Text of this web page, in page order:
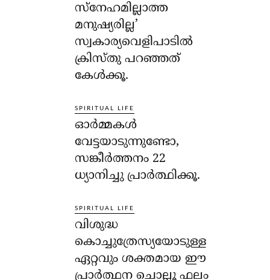
സ്‌നേഹമില്ലാത്ത
മനുഷ്യരില്ല’
സ്വകാര്യവെളിപാടില്‍
ക്രിസ്തു പറഞ്ഞത്
കേള്‍ക്കൂ.
SPIRITUAL LIFE
ഓര്‍മ്മകള്‍
വേട്ടയാടുന്നുണ്ടോ,
സങ്കീര്‍ത്തനം 22
ധ്യാനിച്ചു പ്രാര്‍ത്ഥിക്കൂ.
SPIRITUAL LIFE
വിശുദ്ധ
കൊച്ചുത്രേസ്യയോടുള്ള
ഏറ്റവും ശക്തമായ ഈ
പ്രാര്‍ത്ഥന ചൊല്ലൂ ഫലം